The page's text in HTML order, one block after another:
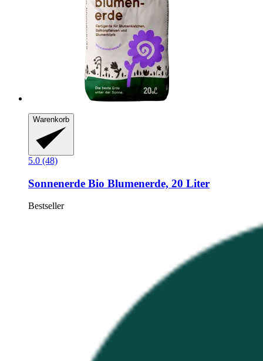
Warenkorb
5.0 (48)
Sonnenerde Bio Blumenerde, 20 Liter
Bestseller